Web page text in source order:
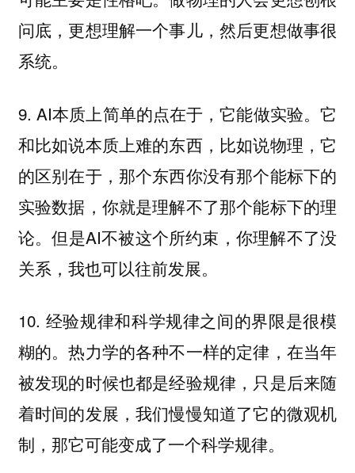
问底，更想理解一个事儿，然后更想做事很
系统。
9. AI本质上简单的点在于，它能做实验。它
和比如说本质上难的东西，比如说物理，它
的区别在于，那个东西你没有那个能标下的
实验数据，你就是理解不了那个能标下的理
论。但是AI不被这个所约束，你理解不了没
关系，我也可以往前发展。
10. 经验规律和科学规律之间的界限是很模
糊的。热力学的各种不一样的定律，在当年
被发现的时候也都是经验规律，只是后来随
着时间的发展，我们慢慢知道了它的微观机
制，那它可能变成了一个科学规律。